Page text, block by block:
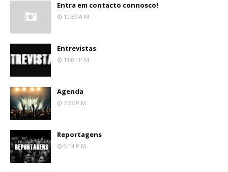
Entra em contacto connosco!
10:56 A.m.
Entrevistas
11:01 P.m.
Agenda
7:26 P.m.
Reportagens
9:14 P.m.